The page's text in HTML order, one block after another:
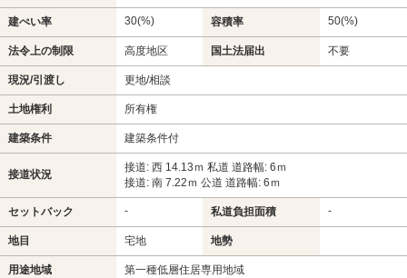
建ぺい率 30(%) 容積率 50(%)
法令上の制限 高度地区 国土法届出 不要
現況/引渡し 更地/相談
土地権利 所有権
建築条件 建築条件付
接道状況
接道: 西 14.13ｍ 私道 道路幅: 6ｍ
接道: 南 7.22ｍ 公道 道路幅: 6ｍ
セットバック - 私道負担面積 -
地目 宅地 地勢
用途地域 第一種低層住居専用地域